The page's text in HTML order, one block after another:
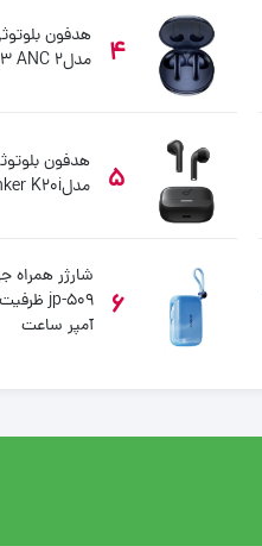
4
هدفون
مدلqcy T13 ANC 2
5
هدفون
مدلanker K20i
6
آمپر ساعت